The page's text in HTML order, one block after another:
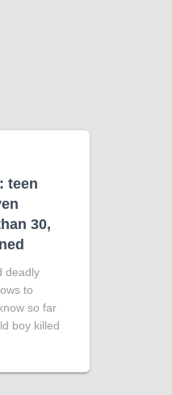
teen
30,
deadly
to
so far
boy killed